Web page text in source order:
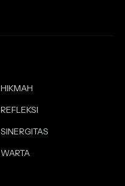
HIKMAH
REFLEKSI
SINERGITAS
WARTA